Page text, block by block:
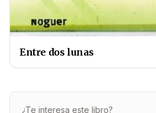
Entre dos lunas
¿Te interesa este libro?